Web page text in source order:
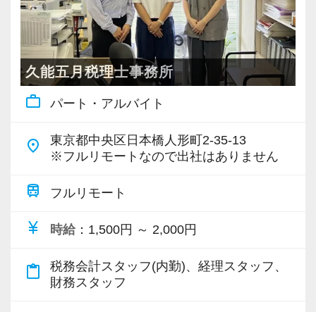
・相続／事業承継／M&Aにも対応
＜成長中の税理士法人＞
・全国14拠点で事業展開
・従業員240名以上に拡大
・会計・税務・財務・労務まで対応
・書籍購入費／研修費は全額会社負担
・資格取得を目指す社員が多数
＜募集の背景＞
・事業拡大に伴う増員募集
久能五月税理士事務所
work_outline パート・アルバイト
place
東京都中央区日本橋人形町2-35-13
※フルリモートなので出社はありません
train フルリモート
currency_yen 時給 ：1,500円 ～ 2,000円
content_paste
税務会計スタッフ(内勤)、経理スタッフ、
財務スタッフ